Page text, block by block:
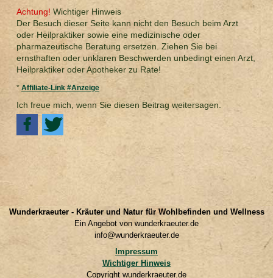
Achtung! Wichtiger Hinweis
Der Besuch dieser Seite kann nicht den Besuch beim Arzt
oder Heilpraktiker sowie eine medizinische oder
pharmazeutische Beratung ersetzen. Ziehen Sie bei
ernsthaften oder unklaren Beschwerden unbedingt einen Arzt,
Heilpraktiker oder Apotheker zu Rate!
* Affiliate-Link #Anzeige
Ich freue mich, wenn Sie diesen Beitrag weitersagen.
Wunderkraeuter - Kräuter und Natur für Wohlbefinden und Wellness
Ein Angebot von wunderkraeuter.de
info@wunderkraeuter.de
Impressum
Wichtiger Hinweis
Copyright wunderkraeuter.de